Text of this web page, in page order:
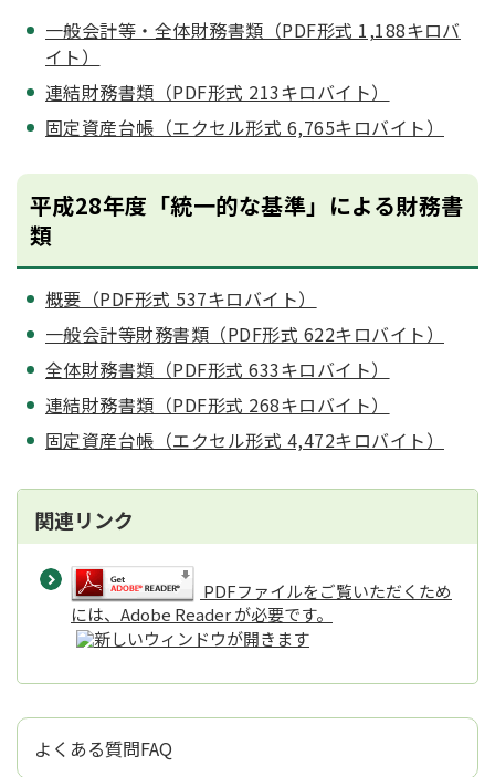
一般会計等・全体財務書類（PDF形式 1,188キロバ
イト）
連結財務書類（PDF形式 213キロバイト）
固定資産台帳（エクセル形式 6,765キロバイト）
平成28年度「統一的な基準」による財務書
類
概要（PDF形式 537キロバイト）
一般会計等財務書類（PDF形式 622キロバイト）
全体財務書類（PDF形式 633キロバイト）
連結財務書類（PDF形式 268キロバイト）
固定資産台帳（エクセル形式 4,472キロバイト）
関連リンク
PDFファイルをご覧いただくため
には、Adobe Reader が必要です。
よくある質問FAQ